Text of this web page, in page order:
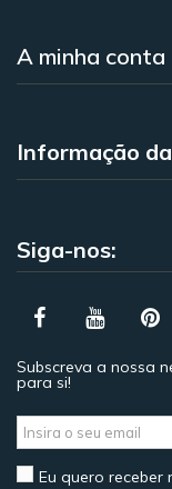
A minha conta
Informação
Siga-nos:
Subscreva a nossa
para si!
Eu quero receber